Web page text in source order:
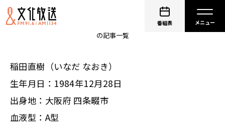
番組表
の記事一覧
稲田直樹（いなだ なおき）
生年月日：1984年12月28日
出身地：大阪府 四条畷市
血液型：A型